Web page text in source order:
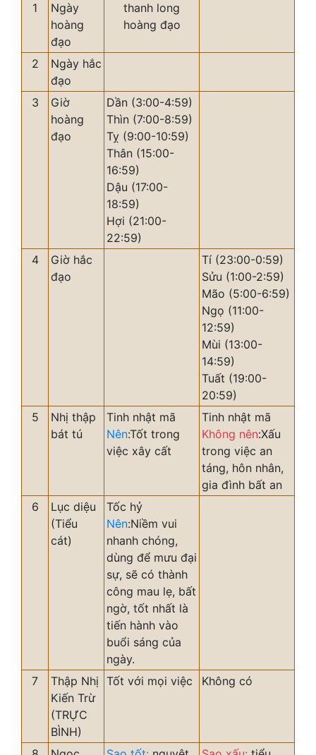
1
Ngày
hoàng
đạo
thanh long
hoàng đạo
2
Ngày hắc
đạo
3
Giờ
hoàng
đạo
Dần (3:00-4:59)
Thìn (7:00-8:59)
Tỵ (9:00-10:59)
Thân (15:00-
16:59)
Dậu (17:00-
18:59)
Hợi (21:00-
22:59)
4
Giờ hắc
đạo
Tí (23:00-0:59)
Sửu (1:00-2:59)
Mão (5:00-6:59)
Ngọ (11:00-
12:59)
Mùi (13:00-
14:59)
Tuất (19:00-
20:59)
5
Nhị thập
bát tú
Tinh nhật mã
Nên:Tốt trong
việc xây cất
Tinh nhật mã
Không nên:Xấu
trong việc an
táng, hôn nhân,
gia đình bất an
6
Lục diệu
(Tiểu
cát)
Tốc hỷ
Nên:Niềm vui
nhanh chóng,
dùng để mưu đại
sự, sẽ có thành
công mau lẹ, bất
ngờ, tốt nhất là
tiến hành vào
buổi sáng của
ngày.
7
Thập Nhị
Kiến Trừ
(TRỰC
BÌNH)
Tốt với mọi việc Không có